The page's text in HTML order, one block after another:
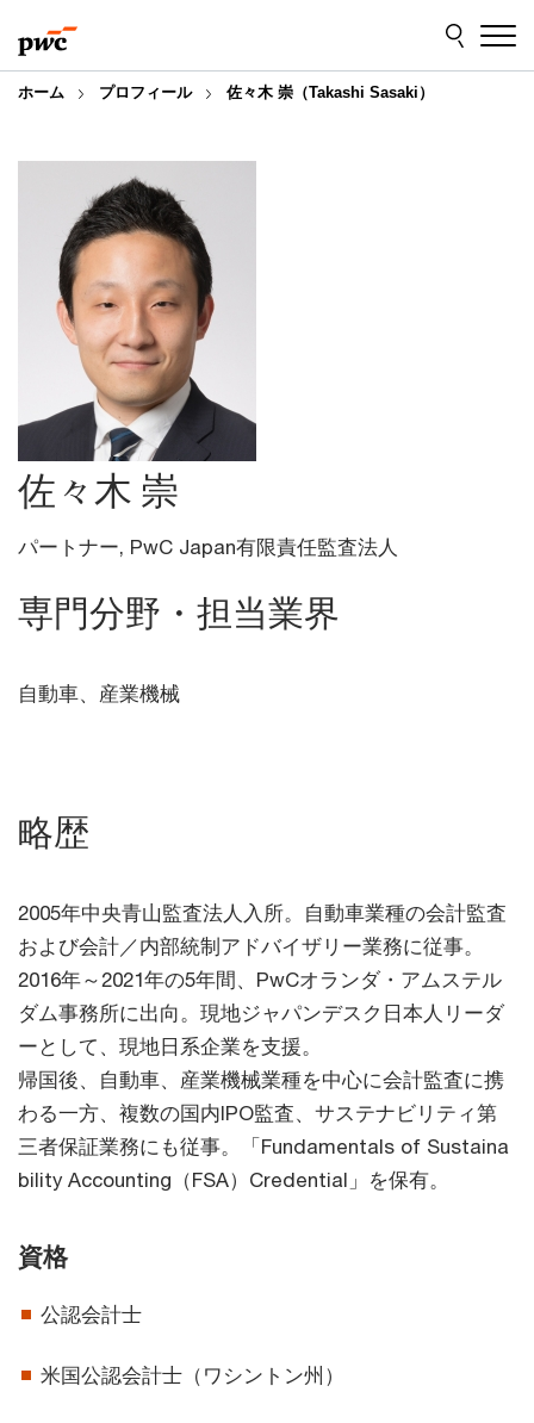
to
content
to
footer
ホーム プロフィール 佐々木 崇（Takashi Sasaki）
佐々木 崇
パートナー, PwC Japan有限責任監査法人
専門分野・担当業界
自動車、産業機械
略歴
2005年中央青山監査法人入所。自動車業種の会計監査
および会計／内部統制アドバイザリー業務に従事。
2016年～2021年の5年間、PwCオランダ・アムステル
ダム事務所に出向。現地ジャパンデスク日本人リーダ
ーとして、現地日系企業を支援。
帰国後、自動車、産業機械業種を中心に会計監査に携
わる一方、複数の国内IPO監査、サステナビリティ第
三者保証業務にも従事。「Fundamentals of Sustaina
bility Accounting（FSA）Credential」を保有。
資格
公認会計士
米国公認会計士（ワシントン州）